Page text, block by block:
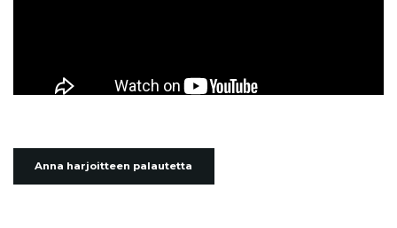
Anna harjoitteen palautetta